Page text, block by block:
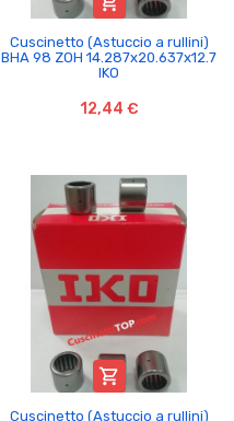
Cuscinetto (Astuccio a rullini)
BHA 98 ZOH 14.287x20.637x12.7
IKO
12,44 €

Cuscinetto (Astuccio a rullini)